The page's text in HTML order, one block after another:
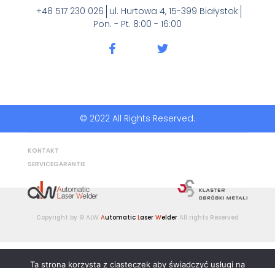
+48 517 230 026 ul. Hurtowa 4, 15-399 Białystok
Pon. - Pt. 8:00 - 16:00
© 2022 All Rights Reserved.
Copyright by © ALW Automatic Laser Welder All rights Reserved
KONTAKT
SERVICEGARANTIE​
Ta strona korzysta z ciasteczek aby świadczyć usługi na